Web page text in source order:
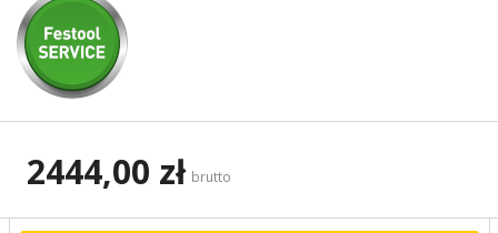
2444,00 zł brutto